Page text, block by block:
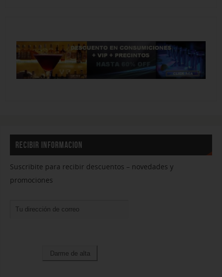
RECIBIR INFORMACION
Suscribite para recibir descuentos – novedades y
promociones